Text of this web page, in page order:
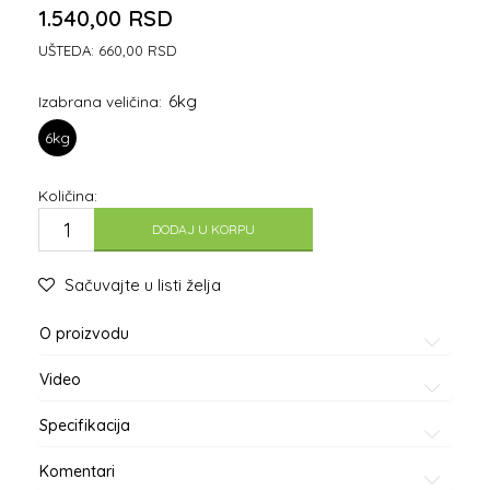
1.540,00 RSD
UŠTEDA: 660,00 RSD
Izabrana veličina: 6kg
6kg
Količina:
DODAJ U KORPU
Sačuvajte u listi želja
O proizvodu
Video
Specifikacija
Komentari